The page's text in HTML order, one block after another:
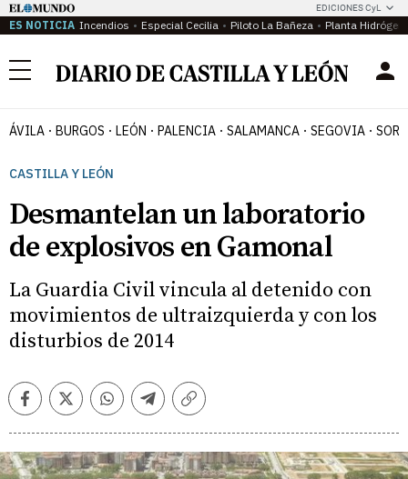
EDICIONES CyL
ES NOTICIA Incendios Especial Cecilia Piloto La Bañeza Planta
Menú
ÁVILA BURGOS LEÓN PALENCIA SALAMANCA SEGOVIA
CASTILLA Y LEÓN
Desmantelan un laboratorio
de explosivos en Gamonal
La Guardia Civil vincula al detenido con
movimientos de ultraizquierda y con los
disturbios de 2014
FacebookTwitterWhatsappTelegramCopiar